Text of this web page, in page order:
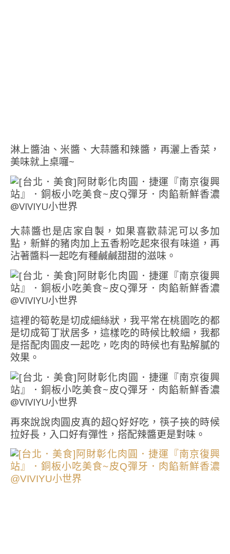
淋上醬油、米醬、大蒜醬和辣醬，再灑上香菜，
美味就上桌囉~
大蒜醬也是店家自製，如果喜歡蒜泥可以多加
點，新鮮的豬肉加上五香粉吃起來很有味道，再
沾著醬料一起吃有種鹹鹹甜甜的滋味。
這裡的筍乾是切成細絲狀，我平常在桃園吃的都
是切成筍丁狀居多，這樣吃的時候比較細，我都
是搭配肉圓皮一起吃，吃肉的時候也有點解膩的
效果。
再來說說肉圓皮真的超Q好好吃，筷子挾的時候
拉好長，入口好有彈性，搭配辣醬更是對味。